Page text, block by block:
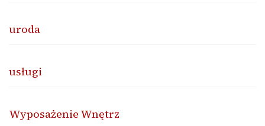
uroda
usługi
Wyposażenie Wnętrz